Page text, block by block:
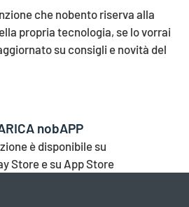
che nobento riserva alla
propria tecnologia, se lo vorrai
su consigli e novità del
nobAPP
è disponibile su
Store e su App Store